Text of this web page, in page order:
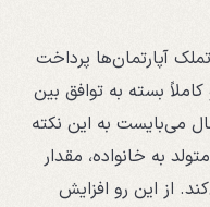
آپارتمان‌ها پرداخت
بسته به توافق بین
به این نکته
به خانواده، مقدار
از این رو افزایش